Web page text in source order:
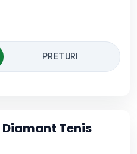
PRETURI
Diamant Tenis